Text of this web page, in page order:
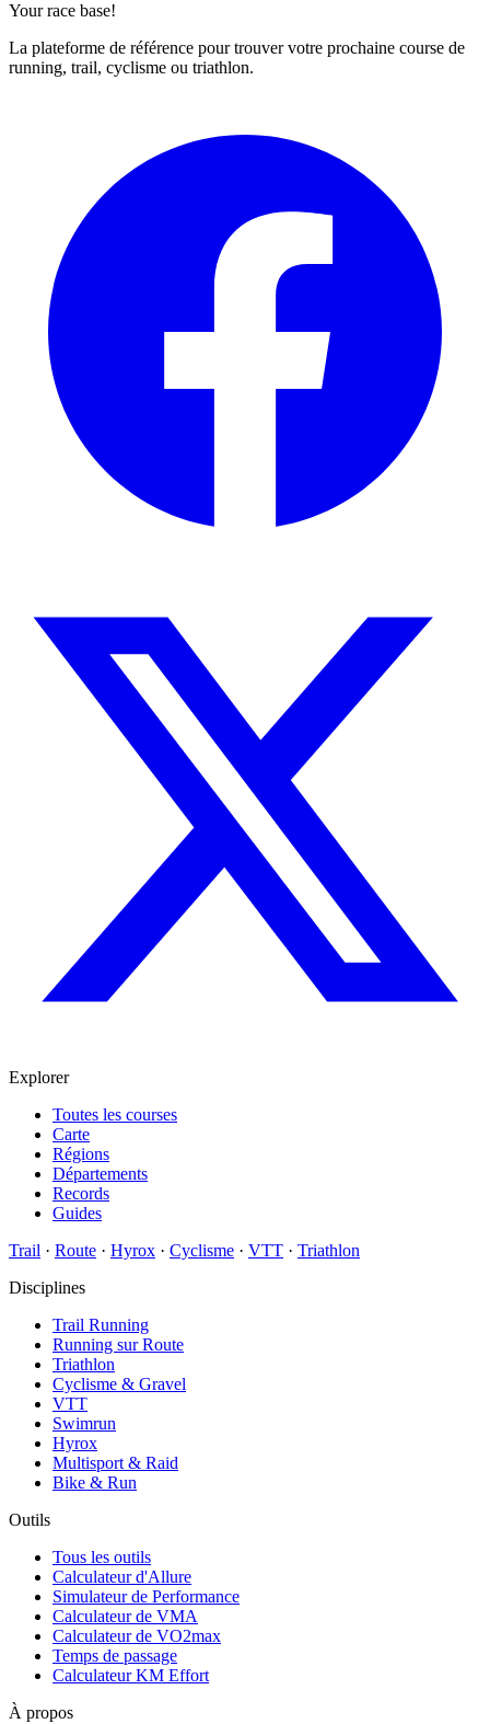
Your race base!
La plateforme de référence pour trouver votre prochaine course de
running, trail, cyclisme ou triathlon.
Explorer
Toutes les courses
Carte
Régions
Départements
Records
Guides
Trail · Route · Hyrox · Cyclisme · VTT · Triathlon
Disciplines
Trail Running
Running sur Route
Triathlon
Cyclisme & Gravel
VTT
Swimrun
Hyrox
Multisport & Raid
Bike & Run
Outils
Tous les outils
Calculateur d'Allure
Simulateur de Performance
Calculateur de VMA
Calculateur de VO2max
Temps de passage
Calculateur KM Effort
À propos